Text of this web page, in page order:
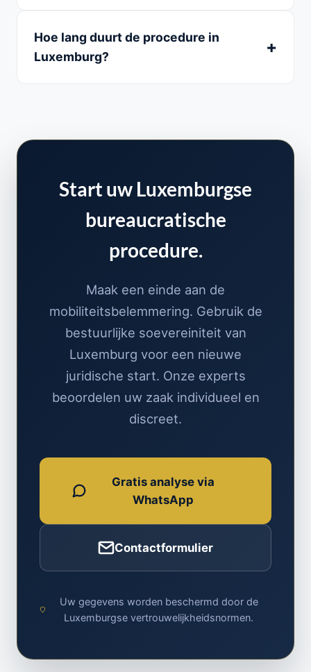
Hoe lang duurt de procedure in
Luxemburg?
Start uw Luxemburgse
bureaucratische
procedure.
Maak een einde aan de
mobiliteitsbelemmering. Gebruik de
bestuurlijke soevereiniteit van
Luxemburg voor een nieuwe
juridische start. Onze experts
beoordelen uw zaak individueel en
discreet.
Gratis analyse via
WhatsApp
Contactformulier
Uw gegevens worden beschermd door de
Luxemburgse vertrouwelijkheidsnormen.